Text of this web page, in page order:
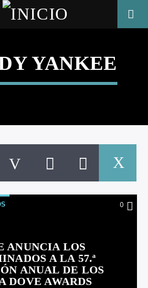
YANKEE
0
ANUNCIA LOS
A LA 57.ª
ANUAL DE LOS
DOVE AWARDS